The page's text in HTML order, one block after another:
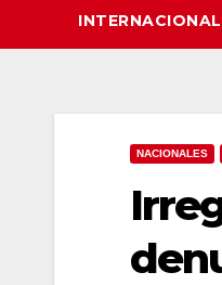
NACIONALES